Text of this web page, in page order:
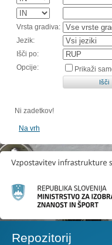
Vrsta gradiva:
Jezik:
Išči po:
Opcije:
Prikaži
Ni zadetkov!
Na vrh
Repozitorij